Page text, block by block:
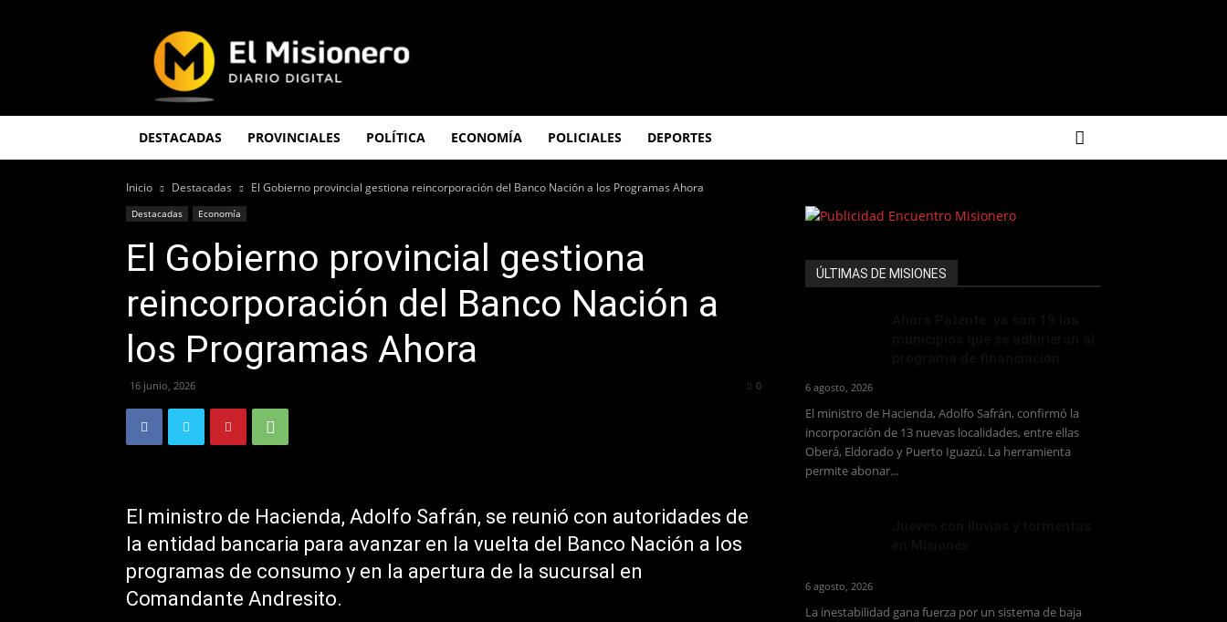
Misionero
DESTACADAS PROVINCIALES POLÍTICA ECONOMÍA POLICIALES DEPORTES
Inicio Destacadas El Gobierno provincial gestiona reincorporación del Banco Nación a los Programas Ahora
Destacadas Economía
El Gobierno provincial gestiona
reincorporación del Banco Nación a
los Programas Ahora
16 junio, 2026 0
El ministro de Hacienda, Adolfo Safrán, se reunió con autoridades de
la entidad bancaria para avanzar en la vuelta del Banco Nación a los
programas de consumo y en la apertura de la sucursal en
Comandante Andresito.
ÚLTIMAS DE MISIONES
6 agosto, 2026
El ministro de Hacienda, Adolfo Safrán, confirmó la
incorporación de 13 nuevas localidades, entre ellas
Oberá, Eldorado y Puerto Iguazú. La herramienta
permite abonar...
6 agosto, 2026
La inestabilidad gana fuerza por un sistema de baja